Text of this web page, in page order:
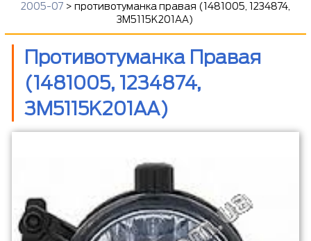
2005-07> противотуманка правая (1481005, 1234874,
3M5115K201AA)
Противотуманка Правая
(1481005, 1234874,
3M5115K201AA)